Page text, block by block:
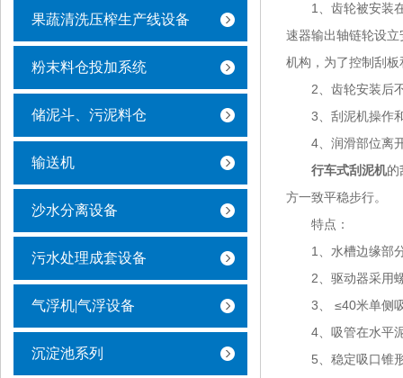
果蔬清洗压榨生产线设备
粉末料仓投加系统
储泥斗、污泥料仓
输送机
沙水分离设备
污水处理成套设备
气浮机|气浮设备
沉淀池系列
1、齿轮被安装在
速器输出轴链轮设
机构，为了控制刮
2、齿轮安装后不
3、刮泥机操作和
4、润滑部位离
行车式刮泥机的
方一致平稳步行。
特点：
1、水槽边缘部分
2、驱动器采用螺
3、 ≤40米单侧吸
4、吸管在水平泥
5、稳定吸口锥形